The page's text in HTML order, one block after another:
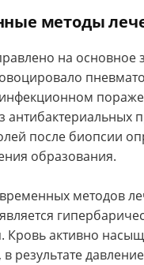
методы
на основное
антибактериальных
после биопсии
образования.
методов
Кровь активно
результате